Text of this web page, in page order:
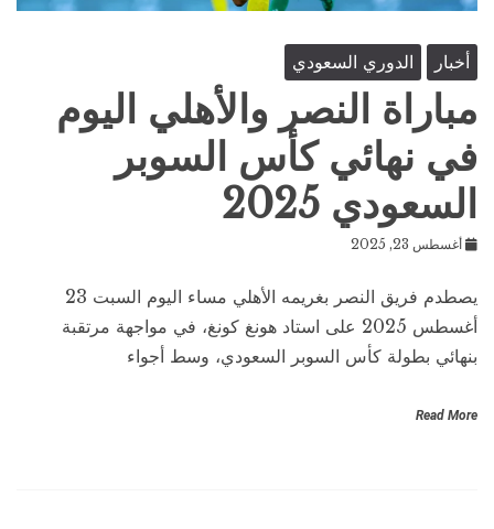
أخبار الدوري السعودي
مباراة النصر والأهلي اليوم
في نهائي كأس السوبر
السعودي 2025
أغسطس 23, 2025
يصطدم فريق النصر بغريمه الأهلي مساء اليوم السبت 23
أغسطس 2025 على استاد هونغ كونغ، في مواجهة مرتقبة
بنهائي بطولة كأس السوبر السعودي، وسط أجواء
Read More